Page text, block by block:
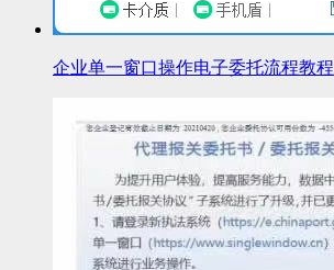
企业单一窗口操作电子委托流程教程